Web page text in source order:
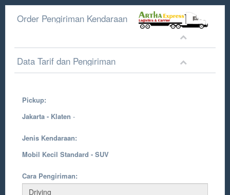
Order Pengiriman Kendaraan
Data Tarif dan Pengiriman
Pickup:
Jakarta - Klaten -
Jenis Kendaraan:
Mobil Kecil Standard - SUV
Cara Pengiriman: